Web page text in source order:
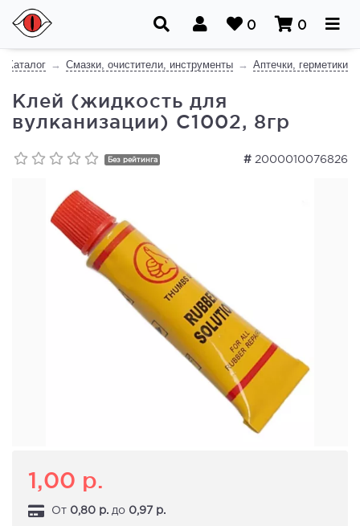
0 0
Каталог Смазки, очистители, инструменты Аптечки, герметики
Клей (жидкость для
вулканизации) С1002, 8гр
# 2000010076826
Без рейтинга
1,00 р.
От 0,80 р. до 0,97 р.